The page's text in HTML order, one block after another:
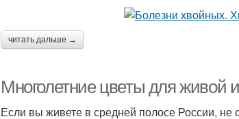
читать дальше →
Многолетние цветы для живой
Если вы живете в средней полосе России, не